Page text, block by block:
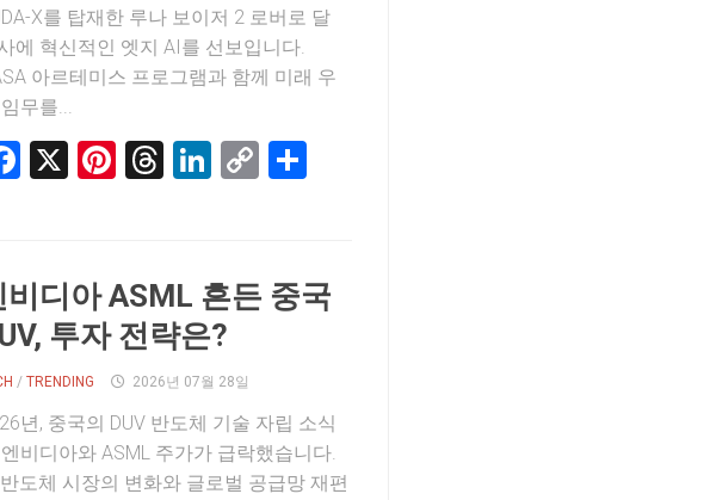
X를 탑재한 루나 보이저 2 로버로 달
에 혁신적인 엣지 AI를 선보입니다.
아르테미스 프로그램과 함께 미래 우
무를...
Facebook
X Pinterest
Threads
LinkedIn
Copy
비디아 ASML 흔든 중국
투자 전략은?
/TRENDING 2026년 07월 28일
년, 중국의 DUV 반도체 기술 자립 소식
비디아와 ASML 주가가 급락했습니다.
도체 시장의 변화와 글로벌 공급망 재편